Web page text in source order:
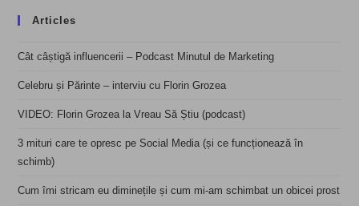
Articles
Cât câștigă influencerii – Podcast Minutul de Marketing
Celebru și Părinte – interviu cu Florin Grozea
VIDEO: Florin Grozea la Vreau Să Știu (podcast)
3 mituri care te opresc pe Social Media (și ce funcționează în
schimb)
Cum îmi stricam eu diminețile și cum mi-am schimbat un obicei prost